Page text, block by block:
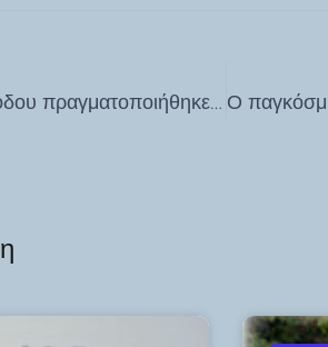
Στο κατάμεστο Δημοτικό Θέατρο Ρόδου πραγματοποιήθηκε η εκδήλωση αφιερωμένη στον Αριστοτέλη Παυλίδη